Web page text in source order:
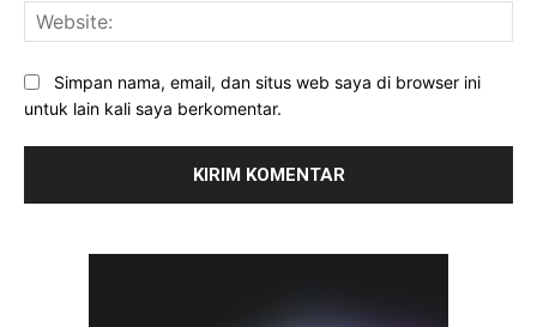
Simpan nama, email, dan situs web saya di browser ini
untuk lain kali saya berkomentar.